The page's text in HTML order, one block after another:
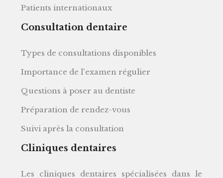
Patients internationaux
Consultation dentaire
Types de consultations disponibles
Importance de l'examen régulier
Questions à poser au dentiste
Préparation de rendez-vous
Suivi après la consultation
Cliniques dentaires
Les cliniques dentaires spécialisées dans le